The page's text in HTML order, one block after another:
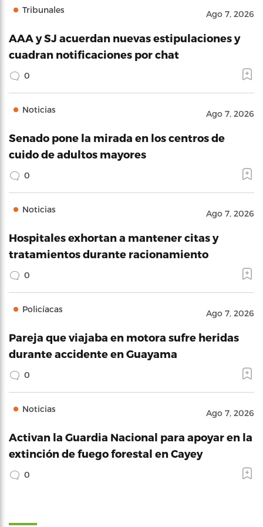
Tribunales Ago 7, 2026
AAA y SJ acuerdan nuevas estipulaciones y
cuadran notificaciones por chat
0
Noticias Ago 7, 2026
Senado pone la mirada en los centros de
cuido de adultos mayores
0
Noticias Ago 7, 2026
Hospitales exhortan a mantener citas y
tratamientos durante racionamiento
0
Policíacas Ago 7, 2026
Pareja que viajaba en motora sufre heridas
durante accidente en Guayama
0
Noticias Ago 7, 2026
Activan la Guardia Nacional para apoyar en la
extinción de fuego forestal en Cayey
0